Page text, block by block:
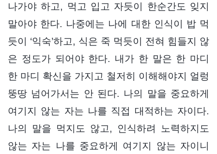
나가야 하고, 먹고 입고 자듯이 한순간도 잊지
말아야 한다. 나중에는 나에 대한 인식이 밥 먹
듯이 ‘익숙’하고, 식은 죽 먹듯이 전혀 힘들지 않
은 정도가 되어야 한다. 내가 한 말은 한 마디
한 마디 확신을 가지고 철저히 이해해야지 얼렁
뚱땅 넘어가서는 안 된다. 나의 말을 중요하게
여기지 않는 자는 나를 직접 대적하는 자이다.
나의 말을 먹지도 않고, 인식하려 노력하지도
않는 자는 나를 중요하게 여기지 않는 자이니